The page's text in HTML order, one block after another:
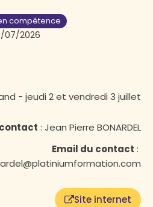
compétence
07/2026
- jeudi 2 et vendredi 3 juillet
: Jean Pierre BONARDEL
Email du contact :
Site internet